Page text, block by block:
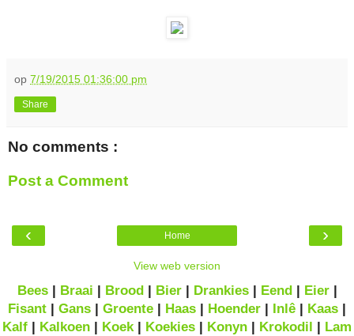
op 7/19/2015 01:36:00 pm
Share
No comments :
Post a Comment
‹ ›
Home
View web version
Bees| Braai | Brood| Bier| Drankies| Eend| Eier|
Fisant | Gans | Groente | Haas | Hoender | Inlê | Kaas |
Kalf | Kalkoen | Koek | Koekies | Konyn | Krokodil | Lam